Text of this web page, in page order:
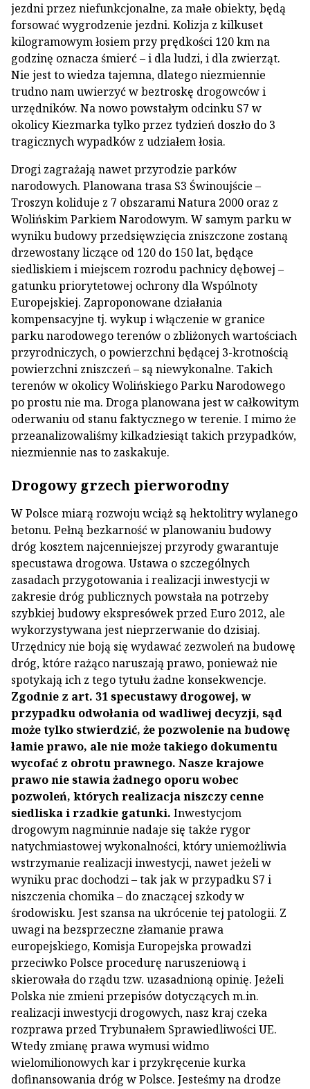
jezdni przez niefunkcjonalne, za małe obiekty, będą
forsować wygrodzenie jezdni. Kolizja z kilkuset
kilogramowym łosiem przy prędkości 120 km na
godzinę oznacza śmierć – i dla ludzi, i dla zwierząt.
Nie jest to wiedza tajemna, dlatego niezmiennie
trudno nam uwierzyć w beztroskę drogowców i
urzędników. Na nowo powstałym odcinku S7 w
okolicy Kiezmarka tylko przez tydzień doszło do 3
tragicznych wypadków z udziałem łosia.
Drogi zagrażają nawet przyrodzie parków
narodowych. Planowana trasa S3 Świnoujście –
Troszyn koliduje z 7 obszarami Natura 2000 oraz z
Wolińskim Parkiem Narodowym. W samym parku w
wyniku budowy przedsięwzięcia zniszczone zostaną
drzewostany liczące od 120 do 150 lat, będące
siedliskiem i miejscem rozrodu pachnicy dębowej –
gatunku priorytetowej ochrony dla Wspólnoty
Europejskiej. Zaproponowane działania
kompensacyjne tj. wykup i włączenie w granice
parku narodowego terenów o zbliżonych wartościach
przyrodniczych, o powierzchni będącej 3-krotnością
powierzchni zniszczeń – są niewykonalne. Takich
terenów w okolicy Wolińskiego Parku Narodowego
po prostu nie ma. Droga planowana jest w całkowitym
oderwaniu od stanu faktycznego w terenie. I mimo że
przeanalizowaliśmy kilkadziesiąt takich przypadków,
niezmiennie nas to zaskakuje.
Drogowy grzech pierworodny
W Polsce miarą rozwoju wciąż są hektolitry wylanego
betonu. Pełną bezkarność w planowaniu budowy
dróg kosztem najcenniejszej przyrody gwarantuje
specustawa drogowa. Ustawa o szczególnych
zasadach przygotowania i realizacji inwestycji w
zakresie dróg publicznych powstała na potrzeby
szybkiej budowy ekspresówek przed Euro 2012, ale
wykorzystywana jest nieprzerwanie do dzisiaj.
Urzędnicy nie boją się wydawać zezwoleń na budowę
dróg, które rażąco naruszają prawo, ponieważ nie
spotykają ich z tego tytułu żadne konsekwencje.
Zgodnie z art. 31 specustawy drogowej, w
przypadku odwołania od wadliwej decyzji, sąd
może tylko stwierdzić, że pozwolenie na budowę
łamie prawo, ale nie może takiego dokumentu
wycofać z obrotu prawnego. Nasze krajowe
prawo nie stawia żadnego oporu wobec
pozwoleń, których realizacja niszczy cenne
siedliska i rzadkie gatunki. Inwestycjom
drogowym nagminnie nadaje się także rygor
natychmiastowej wykonalności, który uniemożliwia
wstrzymanie realizacji inwestycji, nawet jeżeli w
wyniku prac dochodzi – tak jak w przypadku S7 i
niszczenia chomika – do znaczącej szkody w
środowisku. Jest szansa na ukrócenie tej patologii. Z
uwagi na bezsprzeczne złamanie prawa
europejskiego, Komisja Europejska prowadzi
przeciwko Polsce procedurę naruszeniową i
skierowała do rządu tzw. uzasadnioną opinię. Jeżeli
Polska nie zmieni przepisów dotyczących m.in.
realizacji inwestycji drogowych, nasz kraj czeka
rozprawa przed Trybunałem Sprawiedliwości UE.
Wtedy zmianę prawa wymusi widmo
wielomilionowych kar i przykręcenie kurka
dofinansowania dróg w Polsce. Jesteśmy na drodze